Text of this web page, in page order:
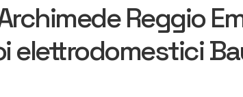
Reggio
elettrodomestici